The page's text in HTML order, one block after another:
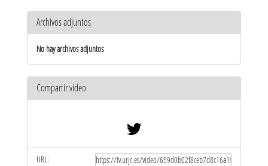
Archivos adjuntos
No hay archivos adjuntos
Compartir vídeo
URL: